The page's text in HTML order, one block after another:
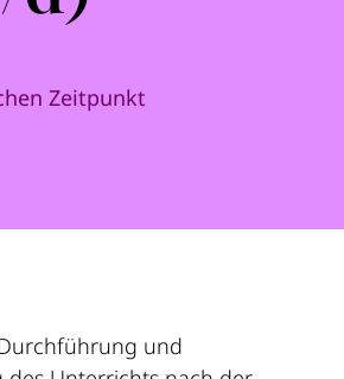
Zeitpunkt
und